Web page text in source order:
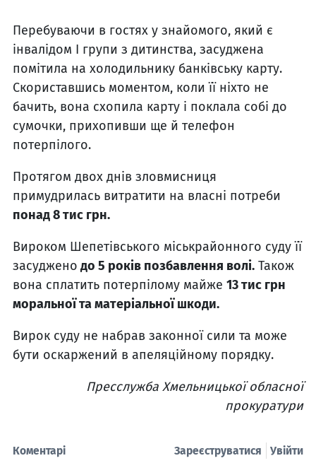
Перебуваючи в гостях у знайомого, який є
інвалідом І групи з дитинства, засуджена
помітила на холодильнику банківську карту.
Скориставшись моментом, коли її ніхто не
бачить, вона схопила карту і поклала собі до
сумочки, прихопивши ще й телефон
потерпілого.
Протягом двох днів зловмисниця
примудрилась витратити на власні потреби
понад 8 тис грн.
Вироком Шепетівського міськрайонного суду її
засуджено до 5 років позбавлення волі. Також
вона сплатить потерпілому майже 13 тис грн
моральної та матеріальної шкоди.
Вирок суду не набрав законної сили та може
бути оскаржений в апеляційному порядку.
Пресслужба Хмельницької обласної
прокуратури
Коментарі Увійти
Зареєструватися